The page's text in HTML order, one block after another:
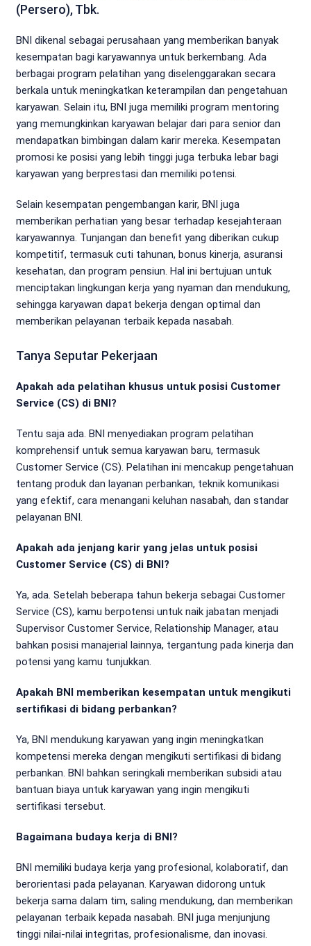
(Persero), Tbk.
BNI dikenal sebagai perusahaan yang memberikan banyak
kesempatan bagi karyawannya untuk berkembang. Ada
berbagai program pelatihan yang diselenggarakan secara
berkala untuk meningkatkan keterampilan dan pengetahuan
karyawan. Selain itu, BNI juga memiliki program mentoring
yang memungkinkan karyawan belajar dari para senior dan
mendapatkan bimbingan dalam karir mereka. Kesempatan
promosi ke posisi yang lebih tinggi juga terbuka lebar bagi
karyawan yang berprestasi dan memiliki potensi.
Selain kesempatan pengembangan karir, BNI juga
memberikan perhatian yang besar terhadap kesejahteraan
karyawannya. Tunjangan dan benefit yang diberikan cukup
kompetitif, termasuk cuti tahunan, bonus kinerja, asuransi
kesehatan, dan program pensiun. Hal ini bertujuan untuk
menciptakan lingkungan kerja yang nyaman dan mendukung,
sehingga karyawan dapat bekerja dengan optimal dan
memberikan pelayanan terbaik kepada nasabah.
Tanya Seputar Pekerjaan
Apakah ada pelatihan khusus untuk posisi Customer
Service (CS) di BNI?
Tentu saja ada. BNI menyediakan program pelatihan
komprehensif untuk semua karyawan baru, termasuk
Customer Service (CS). Pelatihan ini mencakup pengetahuan
tentang produk dan layanan perbankan, teknik komunikasi
yang efektif, cara menangani keluhan nasabah, dan standar
pelayanan BNI.
Apakah ada jenjang karir yang jelas untuk posisi
Customer Service (CS) di BNI?
Ya, ada. Setelah beberapa tahun bekerja sebagai Customer
Service (CS), kamu berpotensi untuk naik jabatan menjadi
Supervisor Customer Service, Relationship Manager, atau
bahkan posisi manajerial lainnya, tergantung pada kinerja dan
potensi yang kamu tunjukkan.
Apakah BNI memberikan kesempatan untuk mengikuti
sertifikasi di bidang perbankan?
Ya, BNI mendukung karyawan yang ingin meningkatkan
kompetensi mereka dengan mengikuti sertifikasi di bidang
perbankan. BNI bahkan seringkali memberikan subsidi atau
bantuan biaya untuk karyawan yang ingin mengikuti
sertifikasi tersebut.
Bagaimana budaya kerja di BNI?
BNI memiliki budaya kerja yang profesional, kolaboratif, dan
berorientasi pada pelayanan. Karyawan didorong untuk
bekerja sama dalam tim, saling mendukung, dan memberikan
pelayanan terbaik kepada nasabah. BNI juga menjunjung
tinggi nilai-nilai integritas, profesionalisme, dan inovasi.